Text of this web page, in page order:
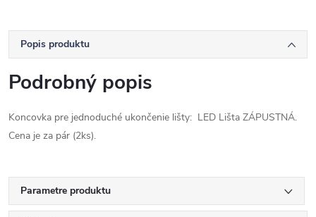
Popis produktu
Podrobný popis
Koncovka pre jednoduché ukončenie lišty: LED Lišta ZÁPUSTNÁ.
Cena je za pár (2ks).
Parametre produktu